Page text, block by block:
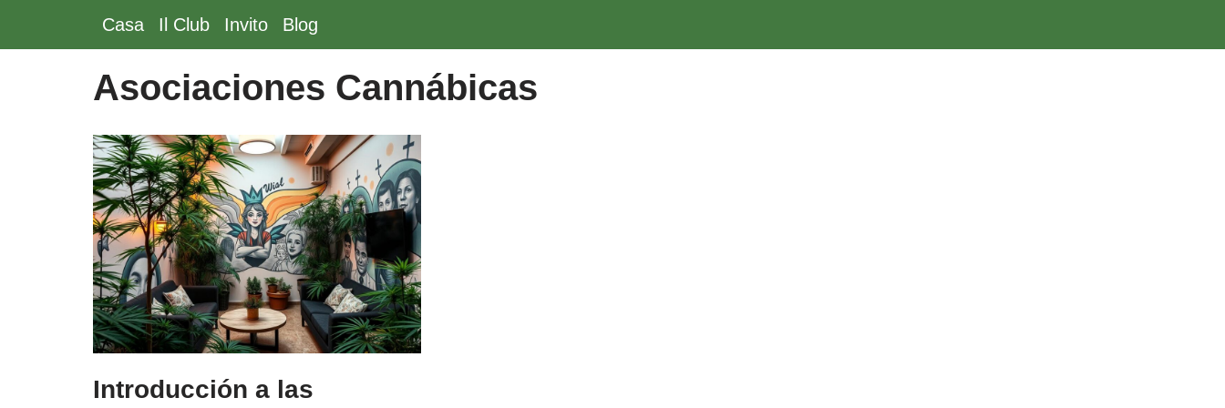
Vai
Casa Il Club Invito Blog
Asociaciones Cannábicas
Introducción a las